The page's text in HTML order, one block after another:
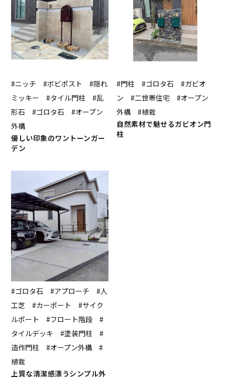
#ニッチ #ボビポスト #隠れ
ミッキー #タイル門柱 #乱
形石 #ゴロタ石 #オープン
外構
優しい印象のワントーンガー
デン
#門柱 #ゴロタ石 #ガビオ
ン #二世帯住宅 #オープン
外構 #植栽
自然素材で魅せるガビオン門
柱
#ゴロタ石 #アプローチ #人
工芝 #カーポート #サイク
ルポート #フロート階段 #
タイルデッキ #塗装門柱 #
造作門柱 #オープン外構 #
植栽
上質な清潔感漂うシンプル外